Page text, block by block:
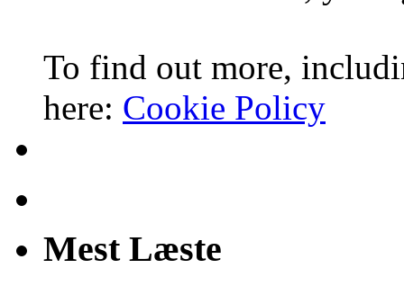
To find out more,
here: Cookie Policy
Mest Læste